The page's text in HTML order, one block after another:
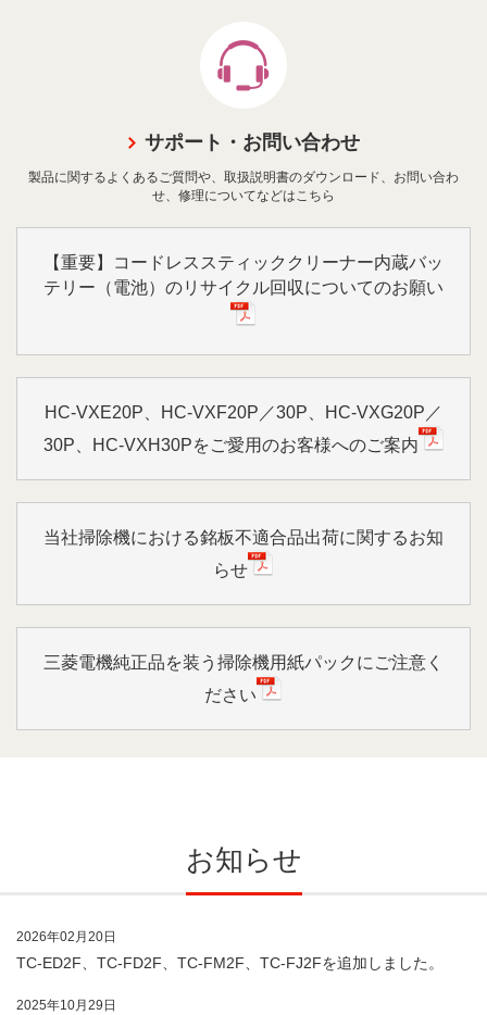
サポート・お問い合わせ
製品に関するよくあるご質問や、取扱説明書のダウンロード、お問い合わ
せ、修理についてなどはこちら
【重要】コードレススティッククリーナー内蔵バッ
テリー（電池）のリサイクル回収についてのお願い
HC-VXE20P、HC-VXF20P／30P、HC-VXG20P／
30P、HC-VXH30Pをご愛用のお客様へのご案内
当社掃除機における銘板不適合品出荷に関するお知
らせ
三菱電機純正品を装う掃除機用紙パックにご注意く
ださい
お知らせ
2026年02月20日
TC-ED2F TC-FD2F TC-FM2F TC-FJ2Fを追加しました。
2025年10月29日